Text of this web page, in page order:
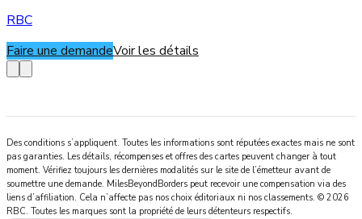
RBC
Faire une demandeVoir les détails
Des conditions s’appliquent. Toutes les informations sont réputées exactes mais ne sont
pas garanties. Les détails, récompenses et offres des cartes peuvent changer à tout
moment. Vérifiez toujours les dernières modalités sur le site de l’émetteur avant de
soumettre une demande. MilesBeyondBorders peut recevoir une compensation via des
liens d’affiliation. Cela n’affecte pas nos choix éditoriaux ni nos classements. © 2026
RBC. Toutes les marques sont la propriété de leurs détenteurs respectifs.